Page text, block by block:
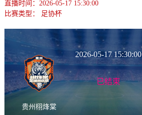
直播时间：2026-05-17 15:30:00
比赛类型：
足协杯
贵州栩烽棠
2026-05-17 15:30:00
已结束